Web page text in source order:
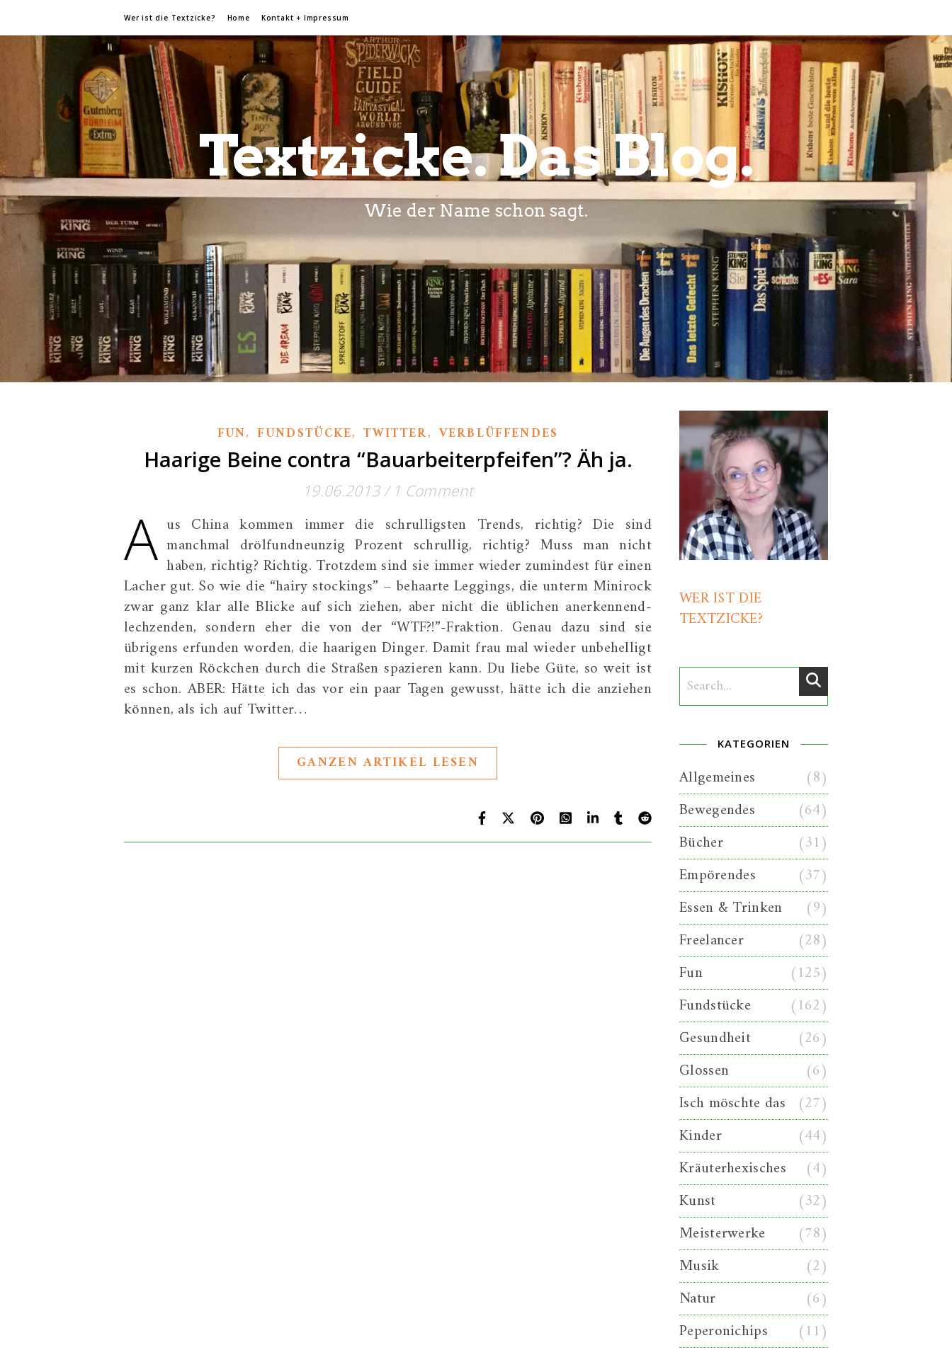
Wer ist die Textzicke? Home Kontakt + Impressum
Textzicke. Das Blog.
Wie der Name schon sagt.
FUN,FUNDSTÜCKE,TWITTER, VERBLÜFFENDES
Haarige Beine contra “Bauarbeiterpfeifen”? Äh ja.
19.06.2013 / 1 Comment
A us China kommen immer die schrulligsten Trends, richtig? Die sind
manchmal drölfundneunzig Prozent schrullig, richtig? Muss man nicht
haben, richtig? Richtig. Trotzdem sind sie immer wieder zumindest für einen
Lacher gut. So wie die “hairy stockings” – behaarte Leggings, die unterm Minirock
zwar ganz klar alle Blicke auf sich ziehen, aber nicht die üblichen anerkennend-
lechzenden, sondern eher die von der “WTF?!”-Fraktion. Genau dazu sind sie
übrigens erfunden worden, die haarigen Dinger. Damit frau mal wieder unbehelligt
mit kurzen Röckchen durch die Straßen spazieren kann. Du liebe Güte, so weit ist
es schon. ABER: Hätte ich das vor ein paar Tagen gewusst, hätte ich die anziehen
können, als ich auf Twitter…
GANZEN ARTIKEL LESEN
WER IST DIE
TEXTZICKE?
KATEGORIEN
Allgemeines
(8)
Bewegendes
(64)
Bücher
(31)
Empörendes
(37)
Essen & Trinken
(9)
Freelancer
(28)
Fun
(125)
Fundstücke
(162)
Gesundheit
(26)
Glossen
(6)
Isch möschte das (27)
Kinder
(44)
Kräuterhexisches
(4)
Kunst
(32)
Meisterwerke
(78)
Musik
(2)
Natur
(6)
Peperonichips
(11)